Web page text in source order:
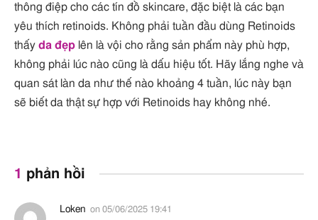
thông điệp cho các tín đồ skincare, đặc biệt là các bạn
yêu thích retinoids. Không phải tuần đầu dùng Retinoids
thấy da đẹp lên là vội cho rằng sản phẩm này phù hợp,
không phải lúc nào cũng là dấu hiệu tốt. Hãy lắng nghe và
quan sát làn da như thế nào khoảng 4 tuần, lúc này bạn
sẽ biết da thật sự hợp với Retinoids hay không nhé.
1 phản hồi
Loken on 05/06/2025 19:41